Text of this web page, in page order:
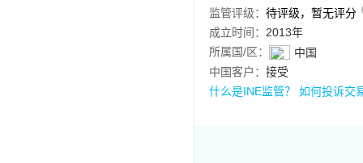
监管评级： 待评级，暂无评分
成立时间： 2013年
所属国/区：
中国
中国客户： 接受
什么是INE监管？ 如何投诉交